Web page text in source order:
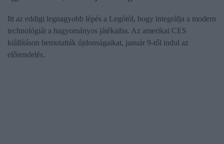
Itt az eddigi legnagyobb lépés a Legótól, hogy integrálja a modern
technológiát a hagyományos játékaiba. Az amerikai CES
kiállításon bemutatták újdonságaikat, január 9-től indul az
előrendelés.